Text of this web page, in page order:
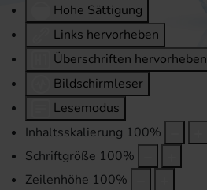
Hohe Sättigung
Links hervorheben
Überschriften hervorheben
Bildschirmleser
Lesemodus
Inhaltsskalierung 100%
Schriftgröße 100%
Zeilenhöhe 100%